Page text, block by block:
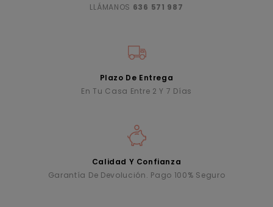
LLÁMANOS 636 571 987
Plazo De Entrega
En Tu Casa Entre 2 Y 7 Días
Calidad Y Confianza
Garantía De Devolución. Pago 100% Seguro